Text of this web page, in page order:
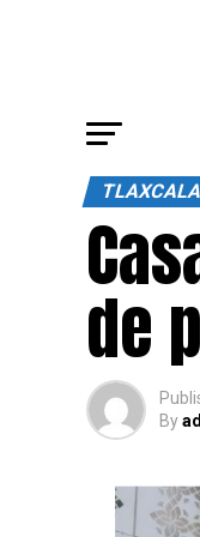
TLAXCALA
de
By